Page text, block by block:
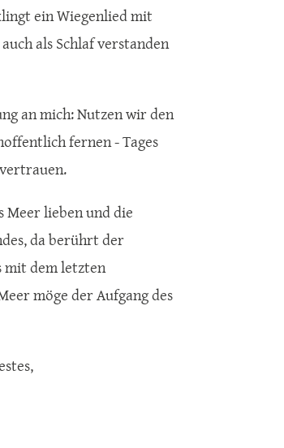
ein Wiegenlied mit
als Schlaf verstanden
an mich: Nutzen wir den
fernen - Tages
Meer lieben und die
da berührt der
mit dem letzten
möge der Aufgang des